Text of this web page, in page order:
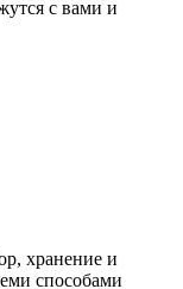
с вами и
хранение и
способами